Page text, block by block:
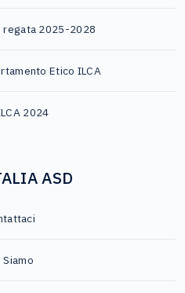
regata 2025-2028
Etico ILCA
2024
ASD
Siamo